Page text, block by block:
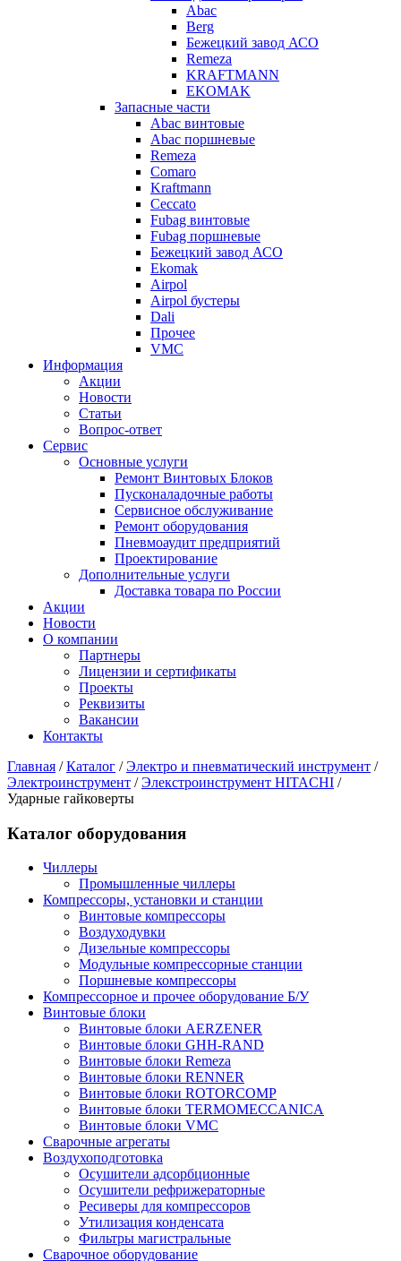
Abac
Berg
Бежецкий завод АСО
Remeza
KRAFTMANN
EKOMAK
Запасные части
Abac винтовые
Abac поршневые
Remeza
Comaro
Kraftmann
Ceccato
Fubag винтовые
Fubag поршневые
Бежецкий завод АСО
Ekomak
Airpol
Airpol бустеры
Dali
Прочее
VMC
Информация
Акции
Новости
Статьи
Вопрос-ответ
Сервис
Основные услуги
Ремонт Винтовых Блоков
Пусконаладочные работы
Сервисное обслуживание
Ремонт оборудования
Пневмоаудит предприятий
Проектирование
Дополнительные услуги
Доставка товара по России
Акции
Новости
О компании
Партнеры
Лицензии и сертификаты
Проекты
Реквизиты
Вакансии
Контакты
Главная /Каталог /Электро и пневматический инструмент /
Электроинструмент /Элекстроинструмент HITACHI /
Ударные гайковерты
Каталог оборудования
Чиллеры
Промышленные чиллеры
Компрессоры, установки и станции
Винтовые компрессоры
Воздуходувки
Дизельные компрессоры
Модульные компрессорные станции
Поршневые компрессоры
Компрессорное и прочее оборудование Б/У
Винтовые блоки
Винтовые блоки AERZENER
Винтовые блоки GHH-RAND
Винтовые блоки Remeza
Винтовые блоки RENNER
Винтовые блоки ROTORCOMP
Винтовые блоки TERMOMECCANICA
Винтовые блоки VMC
Сварочные агрегаты
Воздухоподготовка
Осушители адсорбционные
Осушители рефрижераторные
Ресиверы для компрессоров
Утилизация конденсата
Фильтры магистральные
Сварочное оборудование